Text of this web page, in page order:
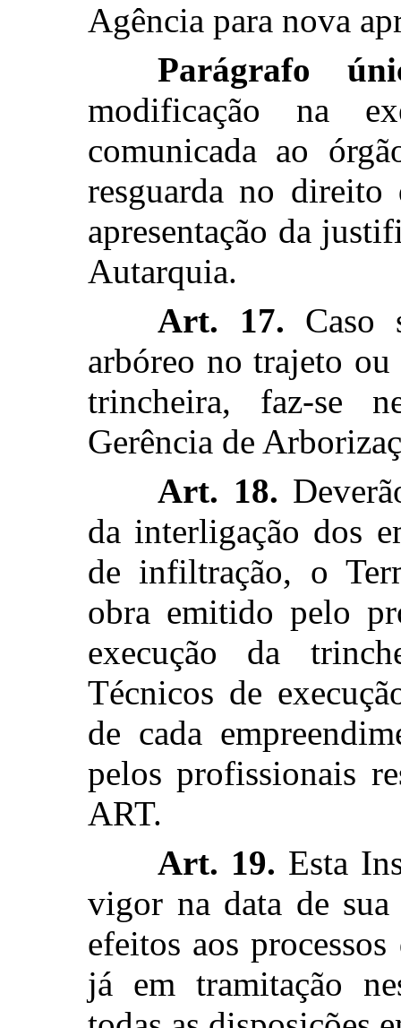
Agência para nova
Parágrafo
modificação na
comunicada ao
resguarda no direito
apresentação da
Autarquia.
Art. 17. Caso
arbóreo no trajeto
trincheira, faz-se
Gerência de
Art. 18.
da interligação dos
de infiltração, o
obra emitido pelo
execução da
Técnicos de
de cada
pelos profissionais
ART.
Art. 19. Esta
vigor na data de sua
efeitos aos
já em tramitação